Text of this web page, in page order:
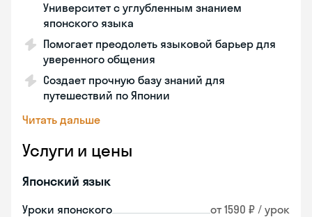
Университет с углубленным знанием
японского языка
Помогает преодолеть языковой барьер для
уверенного общения
Создает прочную базу знаний для
путешествий по Японии
Читать дальше
Услуги и цены
Японский язык
Уроки японского от 1590 ₽ / урок